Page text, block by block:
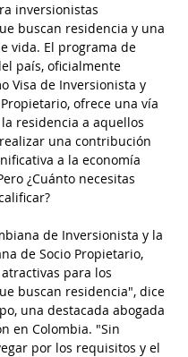
inversionistas
buscan residencia y una
vida. El programa de
país, oficialmente
Visa de Inversionista y
ofrece una vía
residencia a aquellos
una contribución
a la economía
¿Cuánto necesitas
de Inversionista y la
de Socio Propietario,
para los
buscan residencia", dice
una destacada abogada
en Colombia. "Sin
por los requisitos y el